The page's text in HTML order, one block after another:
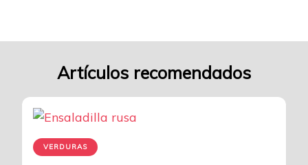
Artículos recomendados
VERDURAS